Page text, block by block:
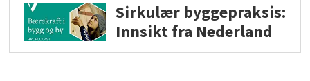
Sirkulær byggepraksis:
Innsikt fra Nederland